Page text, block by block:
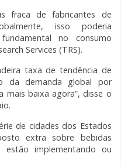
fraca de fabricantes de
isso poderia
no consumo
Services (TRS).
taxa de tendência de
da demanda global por
mais baixa agora”, disse o
de cidades dos Estados
extra sobre bebidas
estão implementando ou